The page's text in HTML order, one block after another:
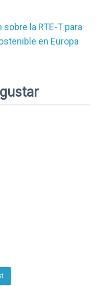
la RTE-T para
en Europa